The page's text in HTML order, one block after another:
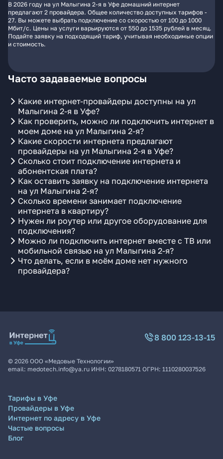
В 2026 году на ул Малыгина 2-я в Уфе домашний интернет
предлагают 2 провайдера. Общее количество доступных тарифов -
27. Вы можете выбрать подключение со скоростью от 100 до 1000
Мбит/с. Цены на услуги варьируются от 550 до 1535 рублей в месяц.
Подайте заявку на подходящий тариф, учитывая необходимые опции
и стоимость.
Часто задаваемые вопросы
Какие интернет-провайдеры доступны на ул
Малыгина 2-я в Уфе?
Как проверить, можно ли подключить интернет в
моем доме на ул Малыгина 2-я?
Какие скорости интернета предлагают
провайдеры на ул Малыгина 2-я в Уфе?
Сколько стоит подключение интернета и
абонентская плата?
Как оставить заявку на подключение интернета
на ул Малыгина 2-я?
Сколько времени занимает подключение
интернета в квартиру?
Нужен ли роутер или другое оборудование для
подключения?
Можно ли подключить интернет вместе с ТВ или
мобильной связью на ул Малыгина 2-я?
Что делать, если в моём доме нет нужного
провайдера?
8 800 123-13-15
© 2026 ООО «Медовые Технологии»
email: medotech.info@ya.ru ИНН: 0278180571 ОГРН: 1110280037526
Тарифы в Уфе
Провайдеры в Уфе
Интернет по адресу в Уфе
Частые вопросы
Блог